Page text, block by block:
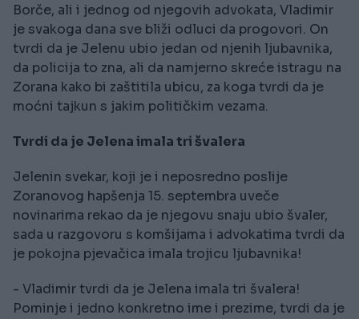
Borče, ali i jednog od njegovih advokata, Vladimir
je svakoga dana sve bliži odluci da progovori. On
tvrdi da je Jelenu ubio jedan od njenih ljubavnika,
da policija to zna, ali da namjerno skreće istragu na
Zorana kako bi zaštitila ubicu, za koga tvrdi da je
moćni tajkun s jakim političkim vezama.
Tvrdi da je Jelena imala tri švalera
Jelenin svekar, koji je i neposredno poslije
Zoranovog hapšenja 15. septembra uveče
novinarima rekao da je njegovu snaju ubio švaler,
sada u razgovoru s komšijama i advokatima tvrdi da
je pokojna pjevačica imala trojicu ljubavnika!
- Vladimir tvrdi da je Jelena imala tri švalera!
Pominje i jedno konkretno ime i prezime, tvrdi da je